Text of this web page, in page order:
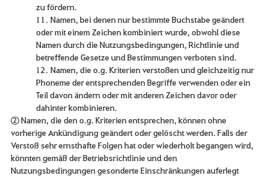
zu fördern.
11. Namen, bei denen nur bestimmte Buchstabe geändert
oder mit einem Zeichen kombiniert wurde, obwohl diese
Namen durch die Nutzungsbedingungen, Richtlinie und
betreffende Gesetze und Bestimmungen verboten sind.
12. Namen, die o.g. Kriterien verstoßen und gleichzeitig nur
Phoneme der entsprechenden Begriffe verwenden oder ein
Teil davon ändern oder mit anderen Zeichen davor oder
dahinter kombinieren.
② Namen, die den o.g. Kriterien entsprechen, können ohne
vorherige Ankündigung geändert oder gelöscht werden. Falls der
Verstoß sehr ernsthafte Folgen hat oder wiederholt begangen wird,
könnten gemäß der Betriebsrichtlinie und den
Nutzungsbedingungen gesonderte Einschränkungen auferlegt